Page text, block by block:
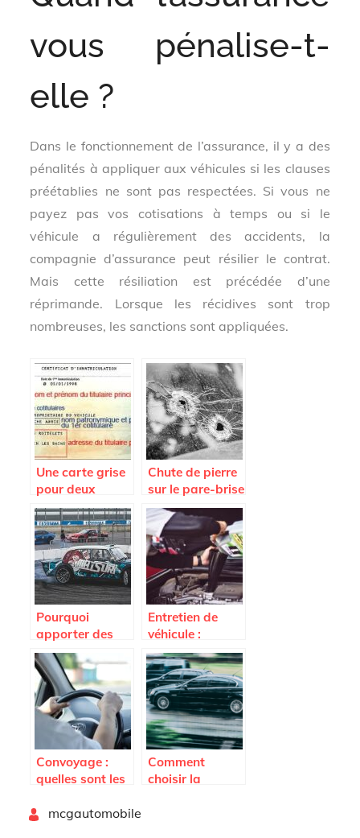
vous pénalise-t-
elle ?
Dans le fonctionnement de l’assurance, il y a des
pénalités à appliquer aux véhicules si les clauses
préétablies ne sont pas respectées. Si vous ne
payez pas vos cotisations à temps ou si le
véhicule a régulièrement des accidents, la
compagnie d’assurance peut résilier le contrat.
Mais cette résiliation est précédée d’une
réprimande. Lorsque les récidives sont trop
nombreuses, les sanctions sont appliquées.
Une carte grise
pour deux
personnes, est-
ce possible?
Chute de pierre
sur le pare-brise
et assurance
bris de glace
Pourquoi
apporter des
modifications
sur sa voiture ?
Entretien de
véhicule :
comment
nettoyer
efficacement le
moteur ?
Convoyage :
quelles sont les
convoyer les
Comment
choisir la
mcgautomobile